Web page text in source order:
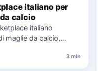
italiano per
calcio
italiano
maglie da calcio,
3 min